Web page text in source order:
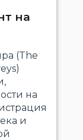
на
(The
на
и